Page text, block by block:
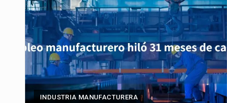
INDUSTRIA MANUFACTURERA